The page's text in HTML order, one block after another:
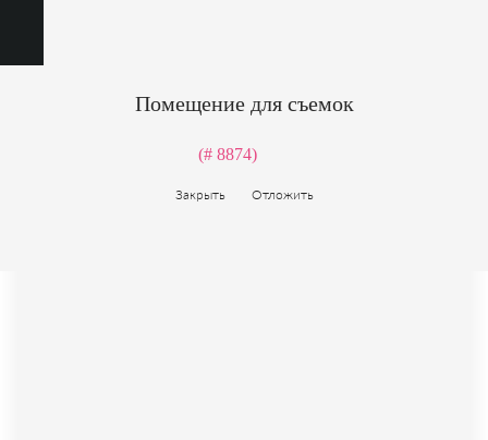
Помещение для съемок
(# 8874)
Закрыть Отложить